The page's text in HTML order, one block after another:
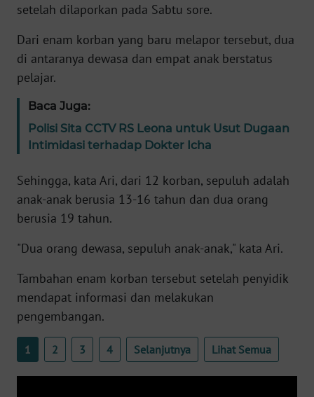
setelah dilaporkan pada Sabtu sore.
Dari enam korban yang baru melapor tersebut, dua
di antaranya dewasa dan empat anak berstatus
pelajar.
Baca Juga:
Polisi Sita CCTV RS Leona untuk Usut Dugaan
Intimidasi terhadap Dokter Icha
Sehingga, kata Ari, dari 12 korban, sepuluh adalah
anak-anak berusia 13-16 tahun dan dua orang
berusia 19 tahun.
"Dua orang dewasa, sepuluh anak-anak," kata Ari.
Tambahan enam korban tersebut setelah penyidik
mendapat informasi dan melakukan
pengembangan.
1 2 3 4 Selanjutnya Lihat Semua
PEDOMAN
SIBER
REDAKSI
DISCLAIMER
News
Regional
WN
WN
JAKARTA